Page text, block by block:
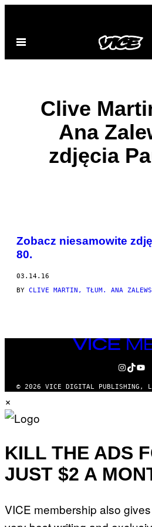
content
Open
Clive
Ana
zdjęcia
POSTS
BY
THIS
AUTHOR
Zobacz niesamowite
80.
03.14.16
BY CLIVE MARTIN, TŁUM. ANA
VICE
MEDIA
© 2026 VICE DIGITAL PUBLISHING,
×
KILL THE ADS
JUST $2 A
VICE membership also